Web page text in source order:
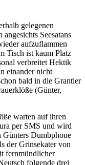
gelegenen
Seesatans
aufzuflammen
Tisch ist kaum Platz
verbreitet Hektik
einander nicht
bald in die Grantler
(Günter,
warten auf ihren
per SMS und wird
Dumbphone
der Grinsekater von
fernmündlicher
folgende drei